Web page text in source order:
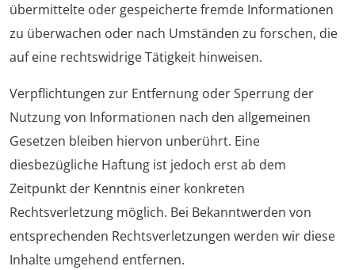
übermittelte oder gespeicherte fremde Informationen
zu überwachen oder nach Umständen zu forschen, die
auf eine rechtswidrige Tätigkeit hinweisen.
Verpflichtungen zur Entfernung oder Sperrung der
Nutzung von Informationen nach den allgemeinen
Gesetzen bleiben hiervon unberührt. Eine
diesbezügliche Haftung ist jedoch erst ab dem
Zeitpunkt der Kenntnis einer konkreten
Rechtsverletzung möglich. Bei Bekanntwerden von
entsprechenden Rechtsverletzungen werden wir diese
Inhalte umgehend entfernen.